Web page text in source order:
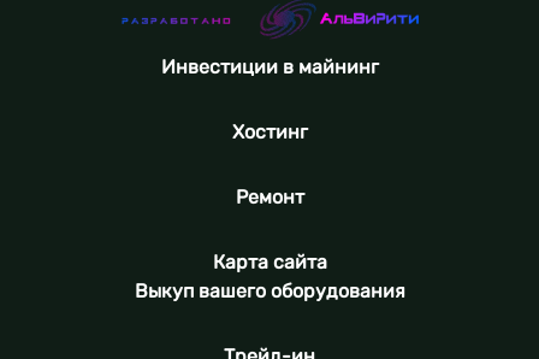
Инвестиции в майнинг
Хостинг
Ремонт
Карта сайта
Выкуп вашего оборудования